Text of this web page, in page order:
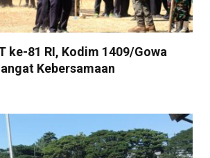
ke-81 RI, Kodim 1409/Gowa
Kebersamaan